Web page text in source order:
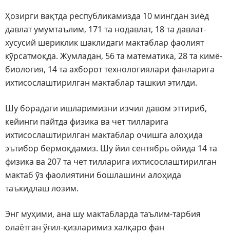
Ҳозирги вақтда республикамизда 10 мингдан зиёд
давлат умумтаълим, 171 та нодавлат, 18 та давлат-
хусусий шериклик шаклидаги мактаблар фаолият
кўрсатмоқда. Жумладан, 56 та математика, 28 та кимё-
биология, 14 та ахборот технологиялари фанларига
ихтисослаштирилган мактаблар ташкил этилди.
Шу борадаги ишларимизни изчил давом эттириб,
кейинги пайтда физика ва чет тилларига
ихтисослаштирилган мактаблар очишга алоҳида
эътибор бермоқдамиз. Шу йил сентябрь ойида 14 та
физика ва 207 та чет тилларига ихтисослаштирилган
мактаб ўз фаолиятини бошлашини алоҳида
таъкидлаш лозим.
Энг муҳими, ана шу мактабларда таълим-тарбия
олаётган ўғил-қизларимиз халқаро фан